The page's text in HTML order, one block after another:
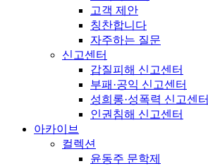
고객 제안
칭찬합니다
자주하는 질문
신고센터
갑질피해 신고센터
부패·공익 신고센터
성희롱·성폭력 신고센터
인권침해 신고센터
아카이브
컬렉션
윤동주 문학제